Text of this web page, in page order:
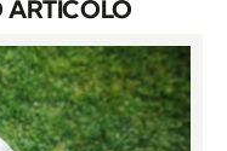
ARTICOLO